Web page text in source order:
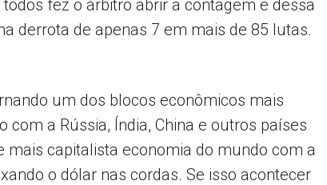
fez o árbitro abrir a contagem e dessa
derrota de apenas 7 em mais de 85 lutas.
um dos blocos econômicos mais
com a Rússia, Índia, China e outros países
capitalista economia do mundo com a
o dólar nas cordas. Se isso acontecer